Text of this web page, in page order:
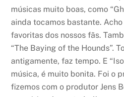
músicas muito boas, como
ainda tocamos bastante.
favoritas dos nossos fãs.
“The Baying of the Hounds”.
antigamente, faz tempo. E
música, é muito bonita. Foi o
fizemos com o produtor Jens